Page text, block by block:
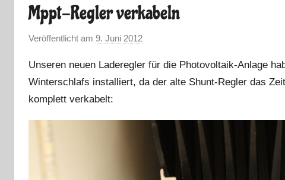
Mppt-Regler verkabeln
Veröffentlicht am 9. Juni 2012
n
M
Unseren neuen Laderegler für die Photovoltaik-Anlage
Winterschlafs installiert, da der alte Shunt-Regler das
komplett verkabelt: